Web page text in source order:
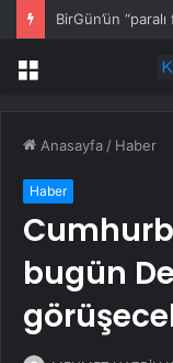
Menü
Anasayfa / Haber
Haber
bugün